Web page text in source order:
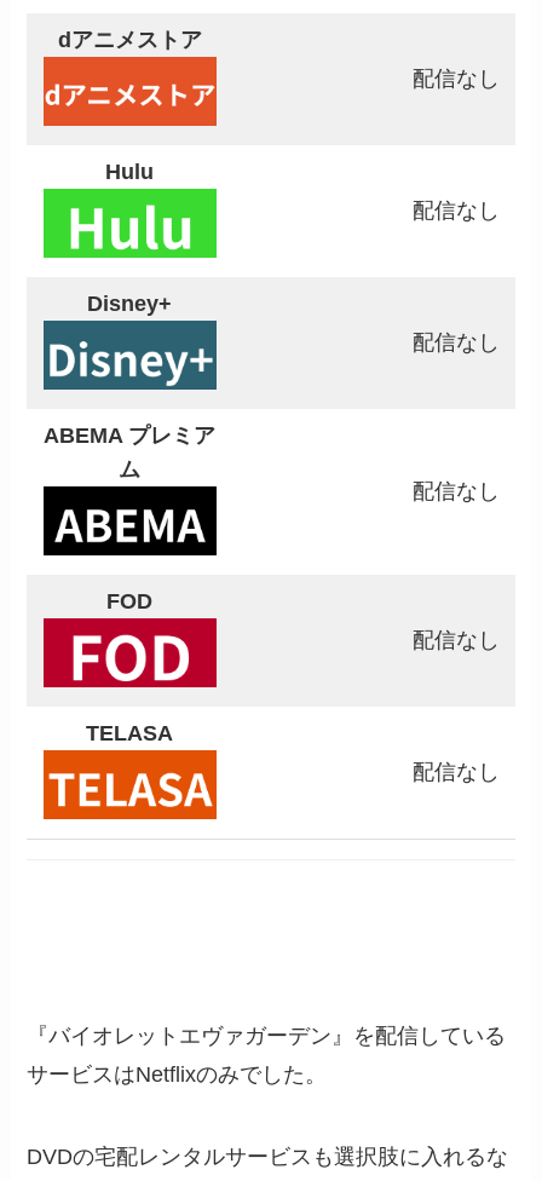
dアニメストア
配信なし
Hulu
配信なし
Disney+
配信なし
ABEMA プレミア
ム
配信なし
FOD
配信なし
TELASA
配信なし
『バイオレットエヴァガーデン』を配信している
サービスはNetflixのみでした。
DVDの宅配レンタルサービスも選択肢に入れるな